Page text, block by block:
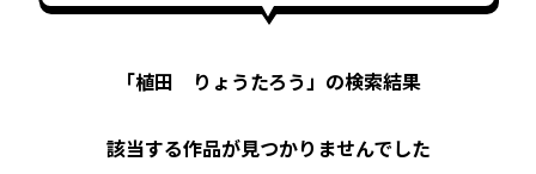
「植田 りょうたろう」の検索結果
該当する作品が見つかりませんでした